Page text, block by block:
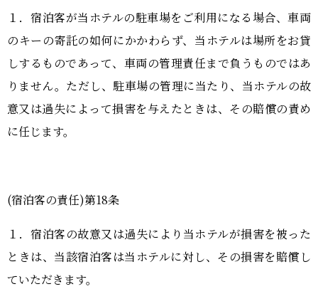
１．宿泊客が当ホテルの駐車場をご利用になる場合、車両
のキーの寄託の如何にかかわらず、当ホテルは場所をお貸
しするものであって、車両の管理責任まで負うものではあ
りません。ただし、駐車場の管理に当たり、当ホテルの故
意又は過失によって損害を与えたときは、その賠償の責め
に任じます。
(宿泊客の責任)第18条
１．宿泊客の故意又は過失により当ホテルが損害を被った
ときは、当該宿泊客は当ホテルに対し、その損害を賠償し
ていただきます。